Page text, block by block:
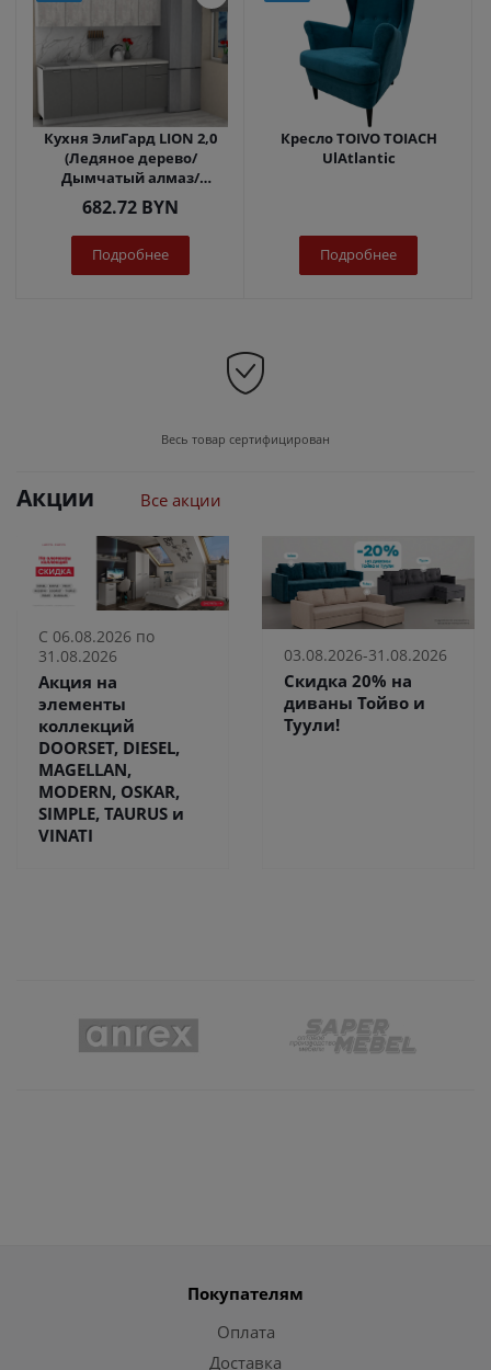
Кухня ЭлиГард LION 2,0
(Ледяное дерево/
Дымчатый алмаз/
Королевский опал)
682.72 BYN
Подробнее
Кресло TOIVO TOIACH
UlAtlantic
Подробнее
Весь товар сертифицирован
Акции Все акции
С 06.08.2026 по
31.08.2026
Акция на
элементы
коллекций
DOORSET, DIESEL,
MAGELLAN,
MODERN, OSKAR,
SIMPLE, TAURUS и
VINATI
03.08.2026-31.08.2026
Скидка 20% на
диваны Тойво и
Туули!
Покупателям
Оплата
Доставка